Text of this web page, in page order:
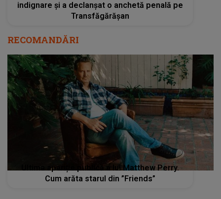
indignare și a declanșat o anchetă penală pe
Transfăgărășan
RECOMANDĂRI
Ultima apariție publică a lui Matthew Perry.
Cum arăta starul din ”Friends”